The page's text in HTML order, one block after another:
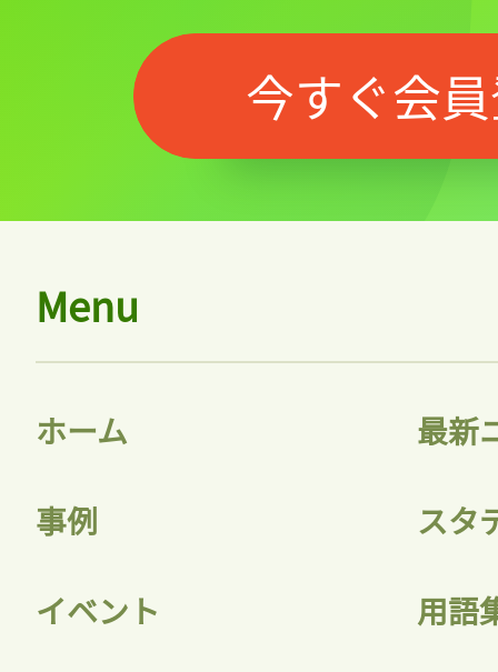
今すぐ会
Menu
ホーム 最新
事例 スタ
イベント 用語